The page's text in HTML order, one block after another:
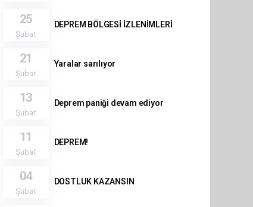
25
Şubat
DEPREM BÖLGESİ İZLENİMLERİ
21
Şubat
Yaralar sarılıyor
13
Şubat
Deprem paniği devam ediyor
11
Şubat
DEPREM!
04
Şubat
DOSTLUK KAZANSIN